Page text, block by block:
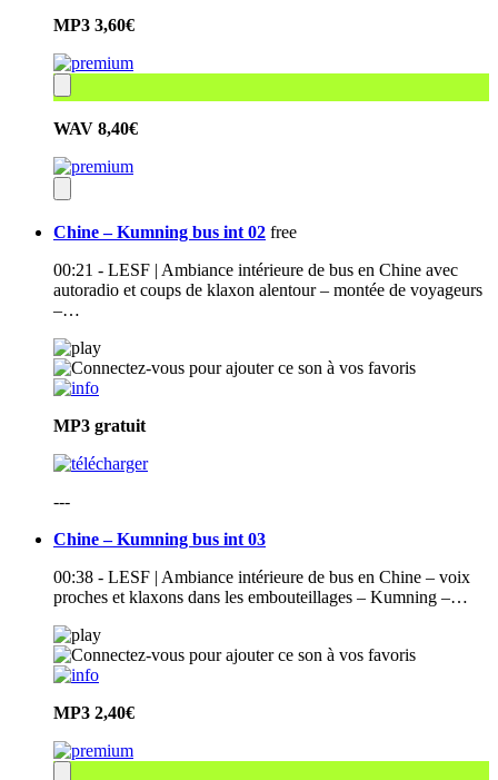
MP3 3,60€
WAV 8,40€
Chine – Kumning bus int 02 free
00:21 - LESF | Ambiance intérieure de bus en Chine avec
autoradio et coups de klaxon alentour – montée de voyageurs
–…
MP3 gratuit
---
Chine – Kumning bus int 03
00:38 - LESF | Ambiance intérieure de bus en Chine – voix
proches et klaxons dans les embouteillages – Kumning –…
MP3 2,40€